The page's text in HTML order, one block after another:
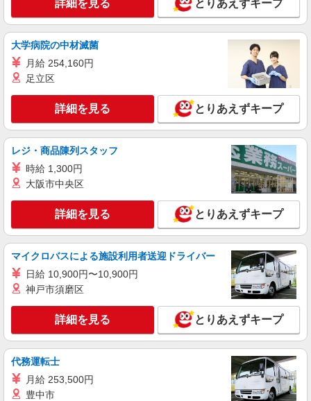
京都市西京区【最寄り駅：上桂】
キープ 詳細を見る
派遣社員
株式会社kotrio /●KY-H-2014472
上桂駅◆サ高住スタッフ◆穏やかな職場×週
3〜×残業なし
時給1550円〜2187円 ＜日払い有/週払い有/交
通費全支給(ガソリン代含む)＞
京都市西京区【最寄り駅：上桂】
詳細を見る
株式会社kotrio /●KY-H-1991662
上桂駅｜サ高住STAFF＊落ち着いた雰囲気で
ゆったりお仕事♪
時給1550円〜2187円 ＜日払い有/週払い有/交
京都市西京区【最寄り駅：上桂】
キープ 詳細を見る
アルバイト パート
訪問介護事業所 ソラスト桂坂/2680000025-009
詳細を見る とりあえずキープ
大学病院の中材滅菌
月給 254,160円
足立区
詳細を見る とりあえずキープ
レジ・商品陳列スタッフ
時給 1,300円
大阪市中央区
詳細を見る とりあえずキープ
マイクロバスによる施設利用者送迎ドライバー
日給 10,900円〜10,900円
神戸市須磨区
詳細を見る とりあえずキープ
代務運転士
月給 253,500円
豊中市